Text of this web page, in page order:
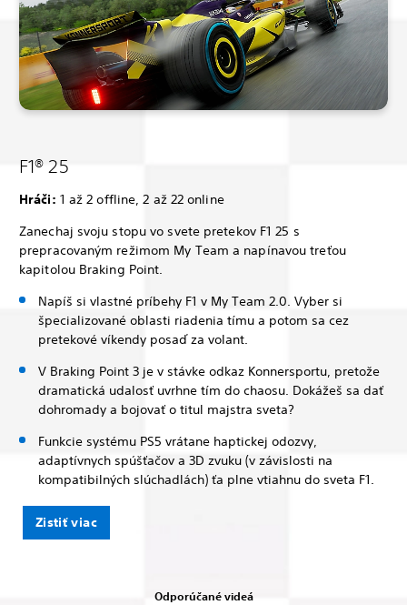
F1® 25
Hráči: 1 až 2 offline, 2 až 22 online
Zanechaj svoju stopu vo svete pretekov F1 25 s
prepracovaným režimom My Team a napínavou treťou
kapitolou Braking Point.
Napíš si vlastné príbehy F1 v My Team 2.0. Vyber si
špecializované oblasti riadenia tímu a potom sa cez
pretekové víkendy posaď za volant.
V Braking Point 3 je v stávke odkaz Konnersportu, pretože
dramatická udalosť uvrhne tím do chaosu. Dokážeš sa dať
dohromady a bojovať o titul majstra sveta?
Funkcie systému PS5 vrátane haptickej odozvy,
adaptívnych spúšťačov a 3D zvuku (v závislosti na
kompatibilných slúchadlách) ťa plne vtiahnu do sveta F1.
Zistiť viac
Odporúčané videá